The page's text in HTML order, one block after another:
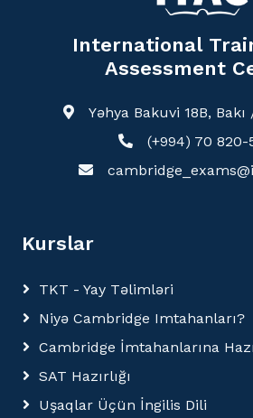
International
Assessment
Yəhya Bakuvi 18B,
(+994) 70 820-
Kurslar
TKT - Yay Təlimləri
Niyə Cambridge Imtahanları?
Cambridge İmtahanlarına
SAT Hazırlığı
Uşaqlar Üçün İngilis Dili